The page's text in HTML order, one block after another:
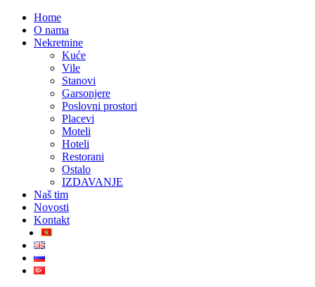
Home
O nama
Nekretnine
Kuće
Vile
Stanovi
Garsonjere
Poslovni prostori
Placevi
Moteli
Hoteli
Restorani
Ostalo
IZDAVANJE
Naš tim
Novosti
Kontakt